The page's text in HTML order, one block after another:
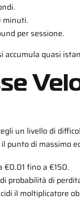
minuti.
per sessione.
accumula quasi
un livello di
punto di massimo
€0.01 fino a €150.
probabilità di
il moltiplicatore